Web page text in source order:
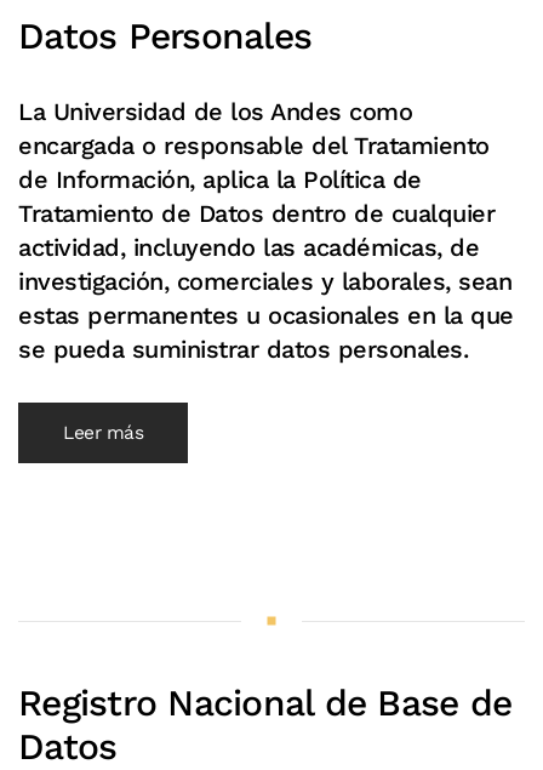
Datos Personales
La Universidad de los Andes como
encargada o responsable del Tratamiento
de Información, aplica la Política de
Tratamiento de Datos dentro de cualquier
actividad, incluyendo las académicas, de
investigación, comerciales y laborales, sean
estas permanentes u ocasionales en la que
se pueda suministrar datos personales.
Leer más
Registro Nacional de Base de
Datos